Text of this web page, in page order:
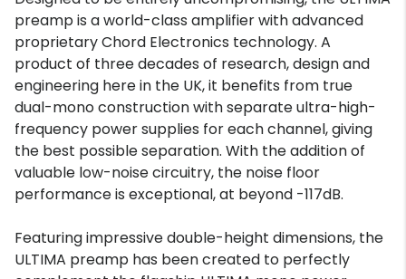
preamp is a world-class amplifier with advanced
proprietary Chord Electronics technology. A
product of three decades of research, design and
engineering here in the UK, it benefits from true
dual-mono construction with separate ultra-high-
frequency power supplies for each channel, giving
the best possible separation. With the addition of
valuable low-noise circuitry, the noise floor
performance is exceptional, at beyond -117dB.
Featuring impressive double-height dimensions, the
ULTIMA preamp has been created to perfectly